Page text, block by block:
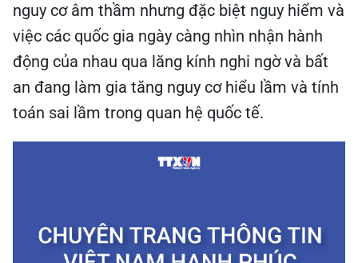
nguy cơ âm thầm nhưng đặc biệt nguy hiểm và
việc các quốc gia ngày càng nhìn nhận hành
động của nhau qua lăng kính nghi ngờ và bất
an đang làm gia tăng nguy cơ hiểu lầm và tính
toán sai lầm trong quan hệ quốc tế.